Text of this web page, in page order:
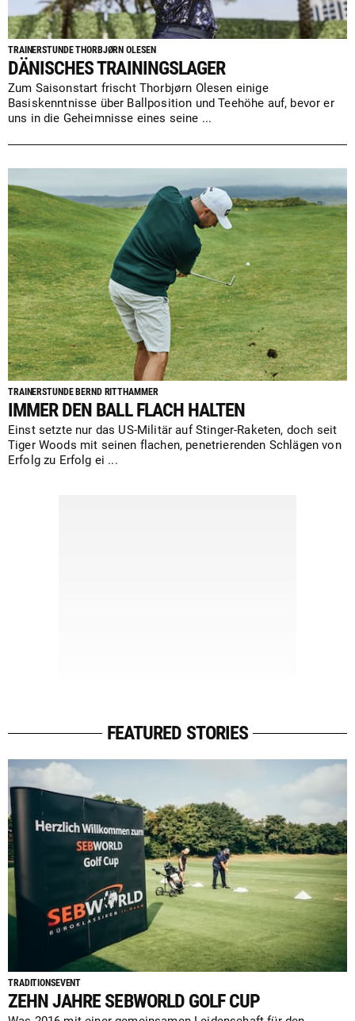
TRAINERSTUNDE THORBJØRN OLESEN
DÄNISCHES TRAININGSLAGER
Zum Saisonstart frischt Thorbjørn Olesen einige
Basiskenntnisse über Ballposition und Teehöhe auf, bevor er
uns in die Geheimnisse eines seine ...
TRAINERSTUNDE BERND RITTHAMMER
IMMER DEN BALL FLACH HALTEN
Einst setzte nur das US-Militär auf Stinger-Raketen, doch seit
Tiger Woods mit seinen flachen, penetrierenden Schlägen von
Erfolg zu Erfolg ei ...
FEATURED STORIES
TRADITIONSEVENT
ZEHN JAHRE SEBWORLD GOLF CUP